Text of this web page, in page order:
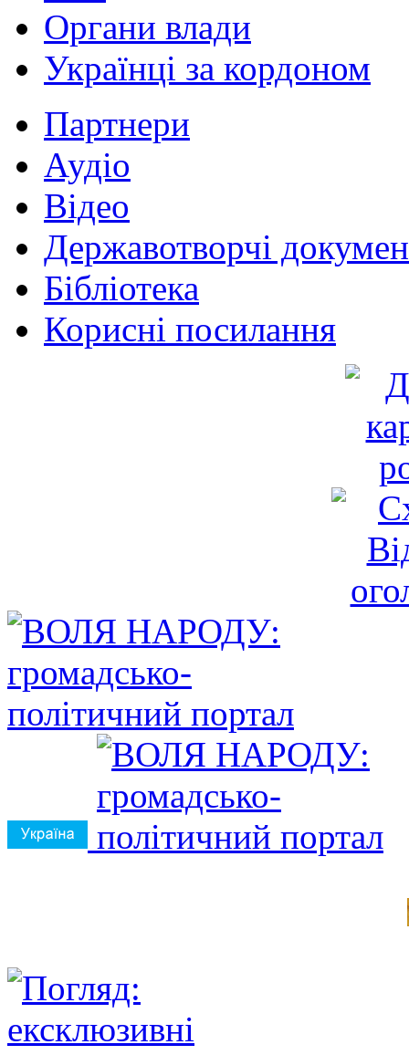
Органи влади
Українці за кордоном
Партнери
Аудіо
Відео
Державотворчі
Бібліотека
Корисні посилання